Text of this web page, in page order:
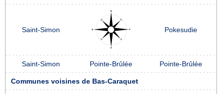
Saint-Simon Pokesudie
Saint-Simon Pointe-Brûlée Pointe-Brûlée
Communes voisines de Bas-Caraquet